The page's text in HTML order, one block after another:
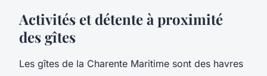
Activités et détente à proximité
des gîtes
Les gîtes de la Charente Maritime sont des havres